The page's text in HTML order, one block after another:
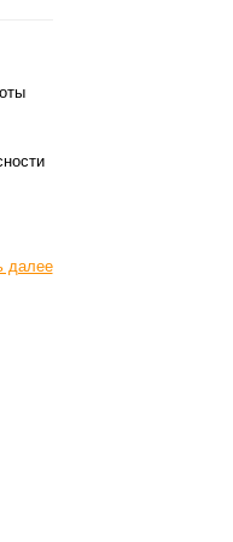
далее